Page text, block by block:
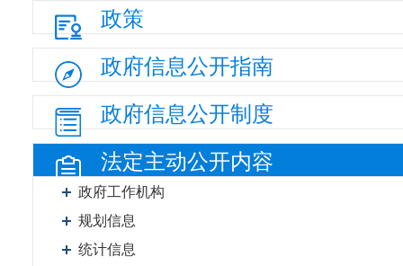
政策
政府信息公开指南
政府信息公开制度
法定主动公开内容
政府工作机构
规划信息
统计信息